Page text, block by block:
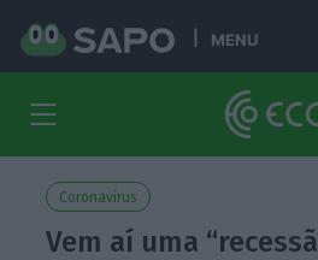
MENU
Coronavírus
Vem aí uma